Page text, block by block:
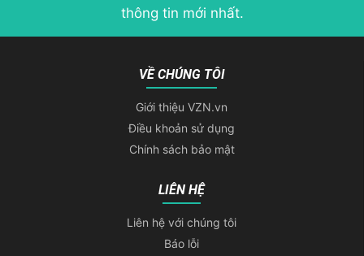
thông tin mới nhất.
VỀ CHÚNG TÔI
Giới thiệu VZN.vn
Điều khoản sử dụng
Chính sách bảo mật
LIÊN HỆ
Liên hệ với chúng tôi
Báo lỗi